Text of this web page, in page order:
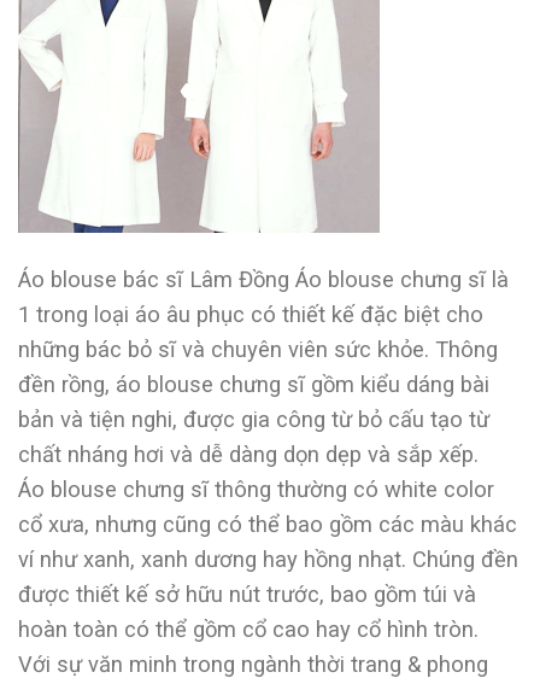
Áo blouse bác sĩ Lâm Đồng Áo blouse chưng sĩ là
1 trong loại áo âu phục có thiết kế đặc biệt cho
những bác bỏ sĩ và chuyên viên sức khỏe. Thông
đền rồng, áo blouse chưng sĩ gồm kiểu dáng bài
bản và tiện nghi, được gia công từ bỏ cấu tạo từ
chất nháng hơi và dễ dàng dọn dẹp và sắp xếp.
Áo blouse chưng sĩ thông thường có white color
cổ xưa, nhưng cũng có thể bao gồm các màu khác
ví như xanh, xanh dương hay hồng nhạt. Chúng đền
được thiết kế sở hữu nút trước, bao gồm túi và
hoàn toàn có thể gồm cổ cao hay cổ hình tròn.
Với sự văn minh trong ngành thời trang & phong